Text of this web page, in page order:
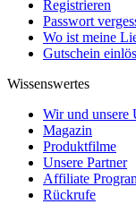
Registrieren
Passwort
Wo ist meine
Gutschein
Wissenswertes
Wir und unsere
Magazin
Produktfilme
Unsere Partner
Affiliate
Rückrufe